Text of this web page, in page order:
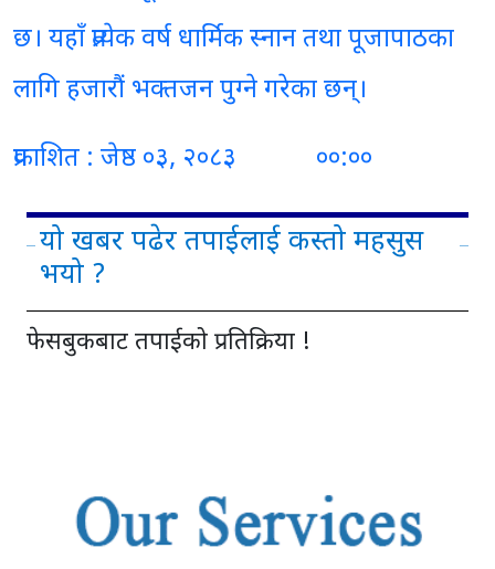
छ। यहाँ प्रत्येक वर्ष धार्मिक स्नान तथा पूजापाठका
लागि हजारौं भक्तजन पुग्ने गरेका छन्।
प्रकाशित : जेष्ठ ०३, २०८३ ००:००
यो खबर पढेर तपाईलाई कस्तो महसुस
भयो ?
फेसबुकबाट तपाईको प्रतिक्रिया !